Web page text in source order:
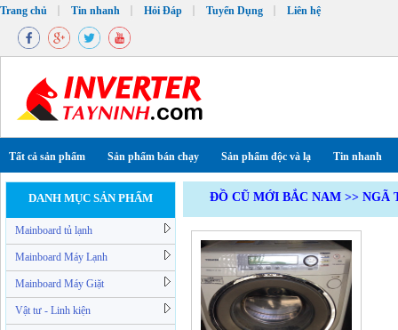
Trang chủ Tin nhanh Hỏi Đáp Tuyển Dụng Liên hệ
Tất cả sản phẩm Sản phẩm bán chạy Sản phẩm độc và lạ Tin nhanh
DANH MỤC SẢN PHẨM
Mainboard tủ lạnh
Mainboard Máy Lạnh
Mainboard Máy Giặt
Vật tư - Linh kiện
ĐỒ CŨ MỚI BẮC NAM >> NGÃ